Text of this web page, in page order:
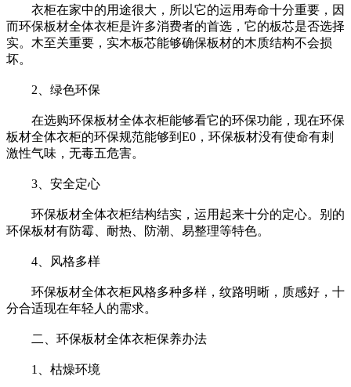
衣柜在家中的用途很大，所以它的运用寿命十分重要，因
而环保板材全体衣柜是许多消费者的首选，它的板芯是否选择
实。木至关重要，实木板芯能够确保板材的木质结构不会损
坏。
2、绿色环保
在选购环保板材全体衣柜能够看它的环保功能，现在环保
板材全体衣柜的环保规范能够到E0，环保板材没有使命有刺
激性气味，无毒五危害。
3、安全定心
环保板材全体衣柜结构结实，运用起来十分的定心。别的
环保板材有防霉、耐热、防潮、易整理等特色。
4、风格多样
环保板材全体衣柜风格多种多样，纹路明晰，质感好，十
分合适现在年轻人的需求。
二、环保板材全体衣柜保养办法
1、枯燥环境